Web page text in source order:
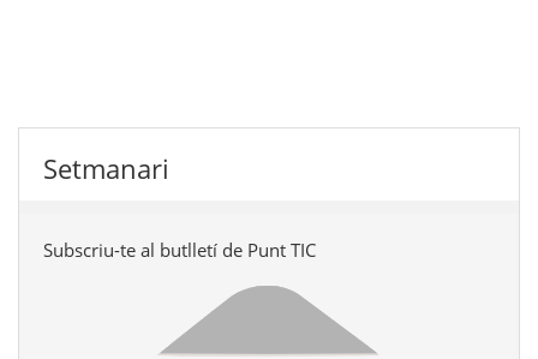
Setmanari
Subscriu-te al butlletí de Punt TIC